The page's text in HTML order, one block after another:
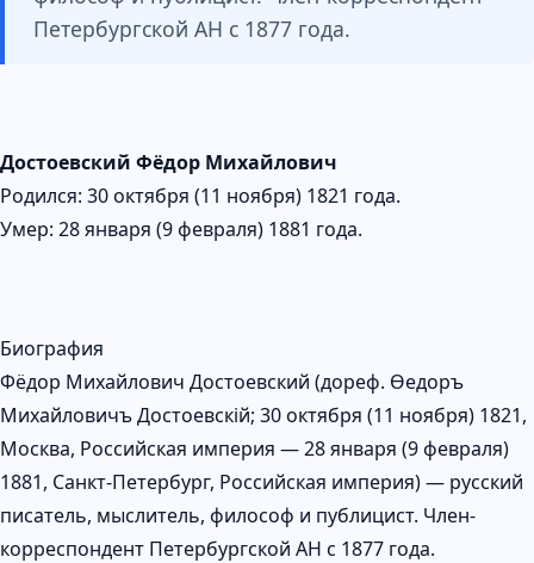
Петербургской АН с 1877 года.
Достоевский Фёдор Михайлович
Родился: 30 октября (11 ноября) 1821 года.
Умер: 28 января (9 февраля) 1881 года.
Биография
Фёдор Михайлович Достоевский (дореф. Ѳедоръ
Михайловичъ Достоевскій; 30 октября (11 ноября) 1821,
Москва, Российская империя — 28 января (9 февраля)
1881, Санкт-Петербург, Российская империя) — русский
писатель, мыслитель, философ и публицист. Член-
корреспондент Петербургской АН с 1877 года.